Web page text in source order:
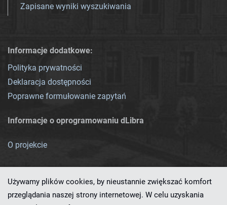
Zapisane wyniki wyszukiwania
Informacje dodatkowe:
Polityka prywatności
Deklaracja dostępności
Poprawne formułowanie zapytań
Informacje o oprogramowaniu dLibra
O projekcie
Używamy plików cookies, by nieustannie zwiększać komfort
przeglądania naszej strony internetowej. W celu uzyskania